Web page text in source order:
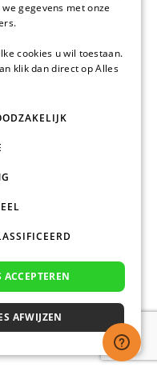
gr
is
610
(24
30
gegevens met onze
cookies u wil toestaan.
klik dan direct op Alles
ACCEPTEREN
AFWIJZEN